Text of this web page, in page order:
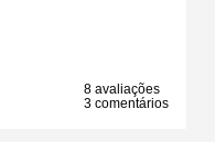
8 avaliações
3 comentários